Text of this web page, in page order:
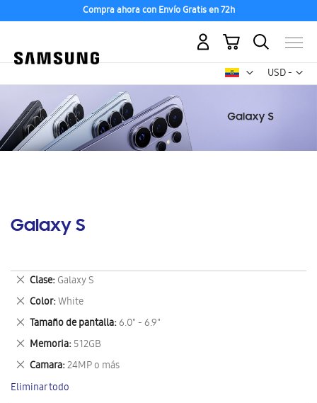
Compra ahora con Envío Gratis en 72h
USD -
dólar
Mi carrito
Galaxy S
Clase Galaxy S
Eliminar
este
artículo
Color White
Eliminar
este
artículo
Tamaño de pantalla 6.0" - 6.9"
Eliminar
este
artículo
Memoria 512GB
Eliminar
este
artículo
Camara 24MP o más
Eliminar
este
artículo
Eliminar todo